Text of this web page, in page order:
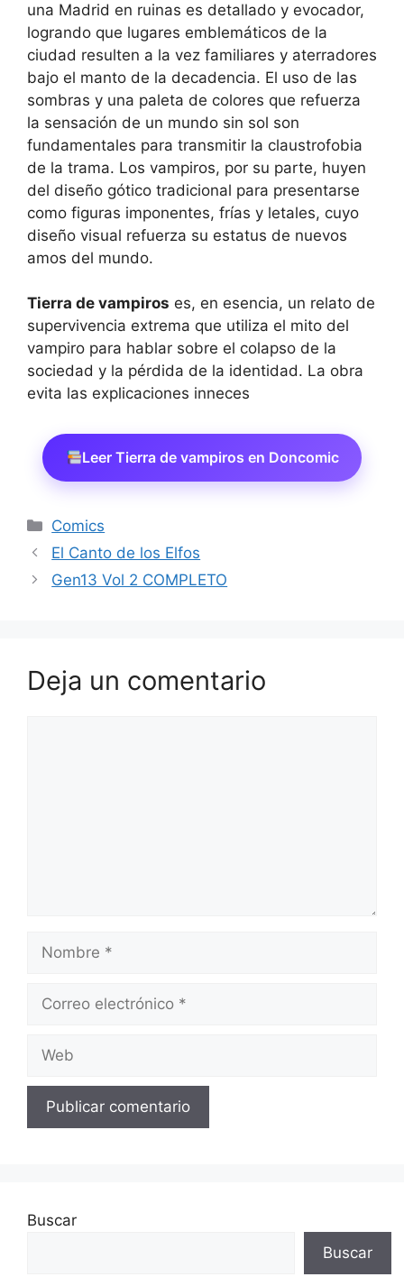
una Madrid en ruinas es detallado y evocador,
logrando que lugares emblemáticos de la
ciudad resulten a la vez familiares y aterradores
bajo el manto de la decadencia. El uso de las
sombras y una paleta de colores que refuerza
la sensación de un mundo sin sol son
fundamentales para transmitir la claustrofobia
de la trama. Los vampiros, por su parte, huyen
del diseño gótico tradicional para presentarse
como figuras imponentes, frías y letales, cuyo
diseño visual refuerza su estatus de nuevos
amos del mundo.
Tierra de vampiros es, en esencia, un relato de
supervivencia extrema que utiliza el mito del
vampiro para hablar sobre el colapso de la
sociedad y la pérdida de la identidad. La obra
evita las explicaciones inneces
Leer Tierra de vampiros en Doncomic
Categorías
Comics
El Canto de los Elfos
Gen13 Vol 2 COMPLETO
Deja un comentario
electrónico
Buscar
Buscar